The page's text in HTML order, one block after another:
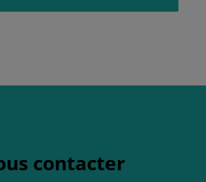
contacter